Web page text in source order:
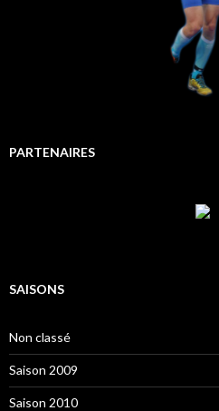
PARTENAIRES
SAISONS
Non classé
Saison 2009
Saison 2010